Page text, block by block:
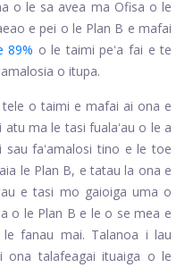
o le sa avea ma Ofisa o le
e pei o le Plan B e mafai
89% o le taimi peʻa fai e te
o itupa.
tele o taimi e mafai ai ona e
ma le tasi fualaʻau o le a
faʻamalosi tino e le toe
le Plan B, e tatau la ona e
e tasi mo gaioiga uma o
o le Plan B e le o se mea e
fanau mai. Talanoa i lau
ona talafeagai ituaiga o le